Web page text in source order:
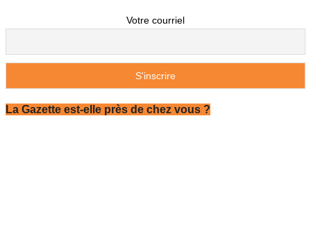
Votre courriel
La Gazette est-elle près de chez vous ?